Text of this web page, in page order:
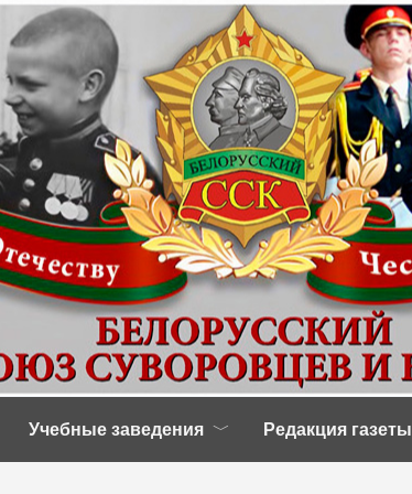
Учебные заведения Редакция газеты